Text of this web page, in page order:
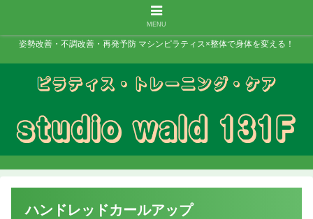
姿勢改善・不調改善・再発予防 マシンピラティス×整体で身体を変える！
ハンドレッドカールアップ
MENU